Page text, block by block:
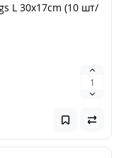
L 30x17cm (10 шт/